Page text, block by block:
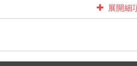
展開細